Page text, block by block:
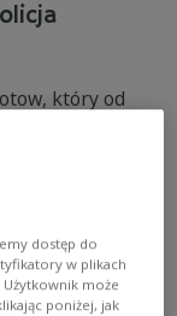
który od
w
od służby
dostęp do
w plikach
może
poniżej, jak